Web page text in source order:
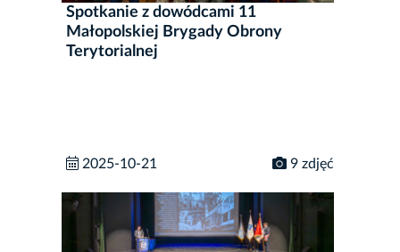
Spotkanie z dowódcami 11
Małopolskiej Brygady Obrony
Terytorialnej
2025-10-21 9 zdjęć